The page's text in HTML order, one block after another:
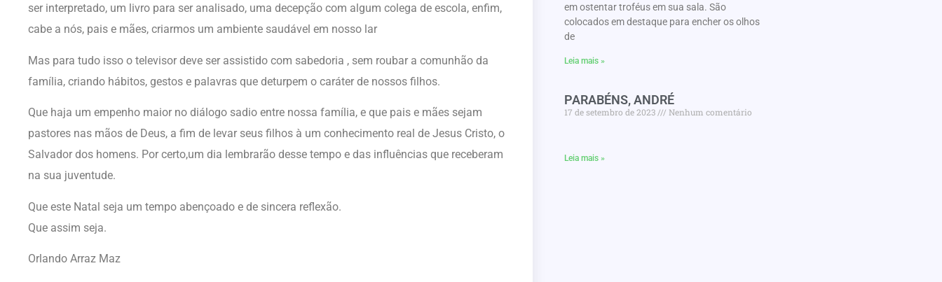
ser interpretado, um livro para ser analisado, uma decepção com algum colega de escola, enfim,
cabe a nós, pais e mães, criarmos um ambiente saudável em nosso lar
Mas para tudo isso o televisor deve ser assistido com sabedoria , sem roubar a comunhão da
família, criando hábitos, gestos e palavras que deturpem o caráter de nossos filhos.
Que haja um empenho maior no diálogo sadio entre nossa família, e que pais e mães sejam
pastores nas mãos de Deus, a fim de levar seus filhos à um conhecimento real de Jesus Cristo, o
Salvador dos homens. Por certo,um dia lembrarão desse tempo e das influências que receberam
na sua juventude.
Que este Natal seja um tempo abençoado e de sincera reflexão.
Que assim seja.
Orlando Arraz Maz
em ostentar troféus em sua sala. São
colocados em destaque para encher os olhos
de
Leia mais »
PARABÉNS, ANDRÉ
17 de setembro de 2023 Nenhum comentário
Leia mais »